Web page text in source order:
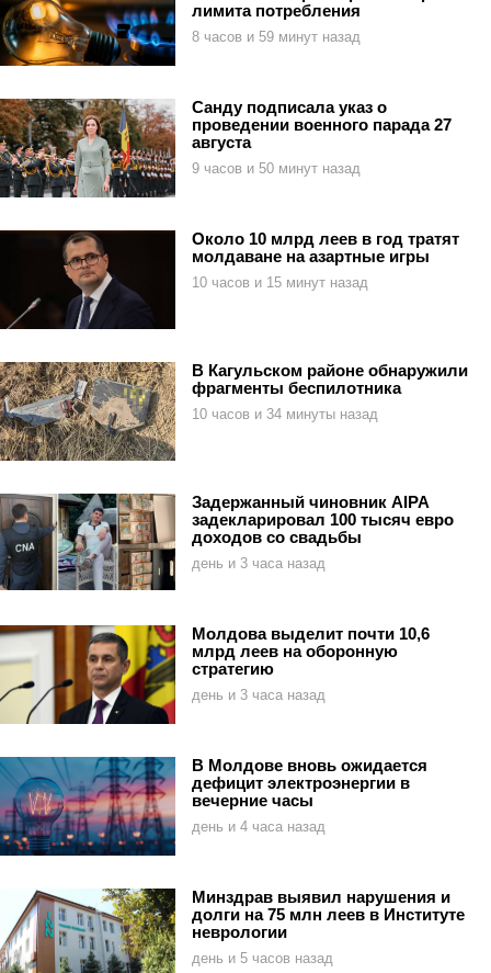
лимита потребления
8 часов и 59 минут назад
Санду подписала указ о
проведении военного парада 27
августа
9 часов и 50 минут назад
Около 10 млрд леев в год тратят
молдаване на азартные игры
10 часов и 15 минут назад
В Кагульском районе обнаружили
фрагменты беспилотника
10 часов и 34 минуты назад
Задержанный чиновник AIPA
задекларировал 100 тысяч евро
доходов со свадьбы
день и 3 часа назад
Молдова выделит почти 10,6
млрд леев на оборонную
стратегию
день и 3 часа назад
В Молдове вновь ожидается
дефицит электроэнергии в
вечерние часы
день и 4 часа назад
Минздрав выявил нарушения и
долги на 75 млн леев в Институте
неврологии
день и 5 часов назад